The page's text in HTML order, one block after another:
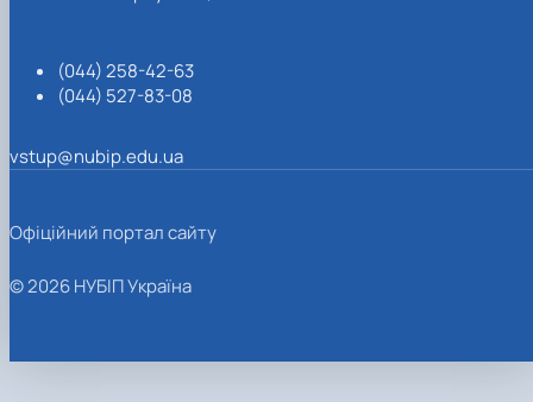
(044) 258-42-63
(044) 527-83-08
vstup@nubip.edu.ua
Офіційний портал сайту
© 2026 НУБІП Україна